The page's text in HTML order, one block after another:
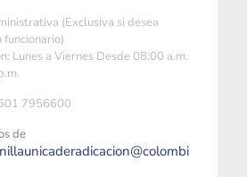
(Exclusiva si desea
funcionario)
Lunes a Viernes Desde 08:00 a.m.
7956600
de